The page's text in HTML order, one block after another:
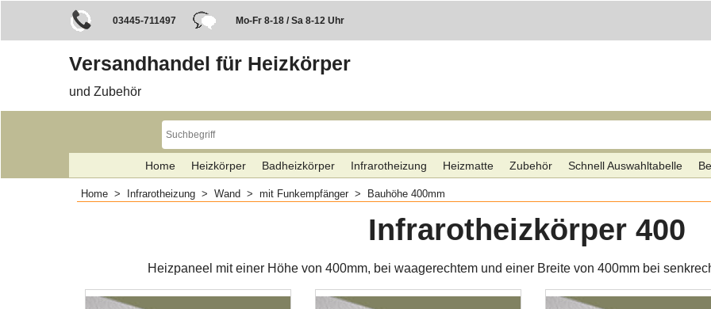
03445-711497 Mo-Fr 8-18 / Sa 8-12 Uhr
Versandhandel für Heizkörper
und Zubehör
Home Heizkörper Badheizkörper Infrarotheizung Heizmatte Zubehör Schnell Auswahltabelle
Home > Infrarotheizung > Wand > mit Funkempfänger > Bauhöhe 400mm
Infrarotheizkörper 400
Heizpaneel mit einer Höhe von 400mm, bei waagerechtem und einer Breite von 400mm bei